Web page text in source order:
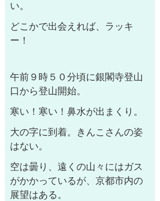
い。
どこかで出会えれば、ラッキ
ー！
午前９時５０分頃に銀閣寺登山
口から登山開始。
寒い！寒い！鼻水が出まくり。
大の字に到着。きんこさんの姿
はない。
空は曇り、遠くの山々にはガス
がかかっているが、京都市内の
展望はある。